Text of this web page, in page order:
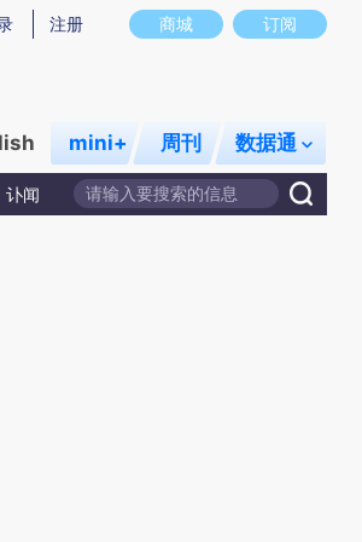
意图存在偏差。不代表财新观点和立场。推荐点击
商城 订阅
注册
mini+ 周刊 数据通
讣闻